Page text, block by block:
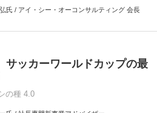
氏 / アイ・シー・オーコンサルティング 会長
ッカーワールドカップの最
の種 4.0